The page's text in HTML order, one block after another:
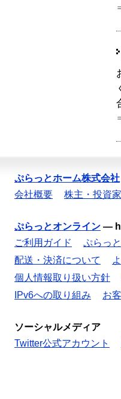
ぷらっとホーム株式会社
会社概要
株主・投資
ぷらっとオンライン —
ご利用ガイド
ぷらっ
配送・決済について
個人情報取り扱い方針
IPv6への取り組み
お
ソーシャルメディア
Twitter公式アカウント